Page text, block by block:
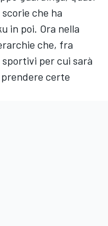
che ha
in poi. Ora nella
che, fra
per cui sarà
certe